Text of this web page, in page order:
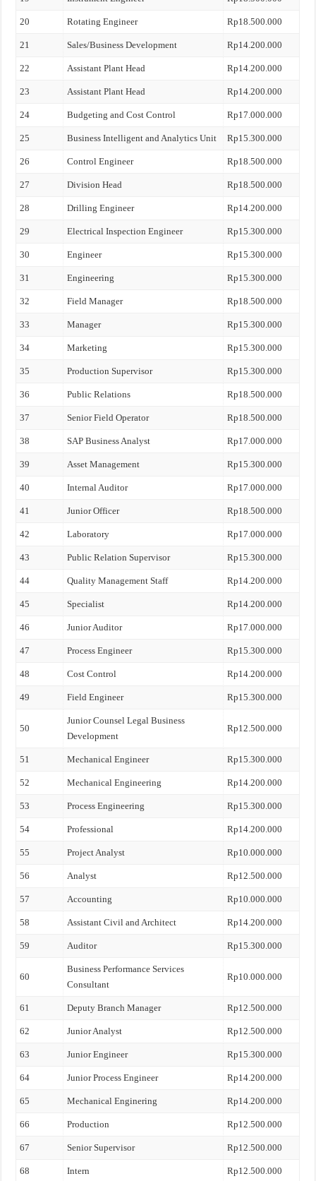
20 Rotating Engineer Rp18.500.000
21 Sales/Business Development Rp14.200.000
22 Assistant Plant Head Rp14.200.000
23 Assistant Plant Head Rp14.200.000
24 Budgeting and Cost Control Rp17.000.000
25 Business Intelligent and Analytics Unit Rp15.300.000
26 Control Engineer Rp18.500.000
27 Division Head Rp18.500.000
28 Drilling Engineer Rp14.200.000
29 Electrical Inspection Engineer Rp15.300.000
30 Engineer Rp15.300.000
31 Engineering Rp15.300.000
32 Field Manager Rp18.500.000
33 Manager Rp15.300.000
34 Marketing Rp15.300.000
35 Production Supervisor Rp15.300.000
36 Public Relations Rp18.500.000
37 Senior Field Operator Rp18.500.000
38 SAP Business Analyst Rp17.000.000
39 Asset Management Rp15.300.000
40 Internal Auditor Rp17.000.000
41 Junior Officer Rp18.500.000
42 Laboratory Rp17.000.000
43 Public Relation Supervisor Rp15.300.000
44 Quality Management Staff Rp14.200.000
45 Specialist Rp14.200.000
46 Junior Auditor Rp17.000.000
47 Process Engineer Rp15.300.000
48 Cost Control Rp14.200.000
49 Field Engineer Rp15.300.000
50
Junior Counsel Legal Business
Development
Rp12.500.000
51 Mechanical Engineer Rp15.300.000
52 Mechanical Engineering Rp14.200.000
53 Process Engineering Rp15.300.000
54 Professional Rp14.200.000
55 Project Analyst Rp10.000.000
56 Analyst Rp12.500.000
57 Accounting Rp10.000.000
58 Assistant Civil and Architect Rp14.200.000
59 Auditor Rp15.300.000
60
Business Performance Services
Consultant
Rp10.000.000
61 Deputy Branch Manager Rp12.500.000
62 Junior Analyst Rp12.500.000
63 Junior Engineer Rp15.300.000
64 Junior Process Engineer Rp14.200.000
65 Mechanical Enginering Rp14.200.000
66 Production Rp12.500.000
67 Senior Supervisor Rp12.500.000
68 Intern Rp12.500.000